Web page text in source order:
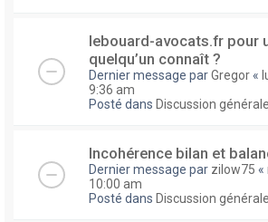
lebouard-avocats.fr pour
quelqu’un connaît ?
Dernier message parGregor «
9:36 am
Posté dans Discussion générale
Incohérence bilan et
Dernier message par zilow75 «
10:00 am
Posté dans Discussion générale